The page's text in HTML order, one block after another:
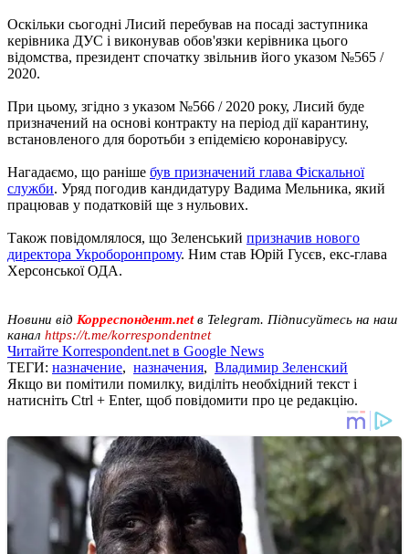
Оскільки сьогодні Лисий перебував на посаді заступника
керівника ДУС і виконував обов'язки керівника цього
відомства, президент спочатку звільнив його указом №565 /
2020.
При цьому, згідно з указом №566 / 2020 року, Лисий буде
призначений на основі контракту на період дії карантину,
встановленого для боротьби з епідемією коронавірусу.
Нагадаємо, що раніше був призначений глава Фіскальної
служби. Уряд погодив кандидатуру Вадима Мельника, який
працював у податковій ще з нульових.
Також повідомлялося, що Зеленський призначив нового
директора Укроборонпрому. Ним став Юрій Гусєв, екс-глава
Херсонської ОДА.
Новини від Корреспондент.netв Telegram. Підписуйтесь на наш
канал https://t.me/korrespondentnet
Читайте Korrespondent.net в Google News
ТЕГИ: назначение, назначения, Владимир Зеленский
Якщо ви помітили помилку, виділіть необхідний текст і
натисніть Ctrl + Enter, щоб повідомити про це редакцію.